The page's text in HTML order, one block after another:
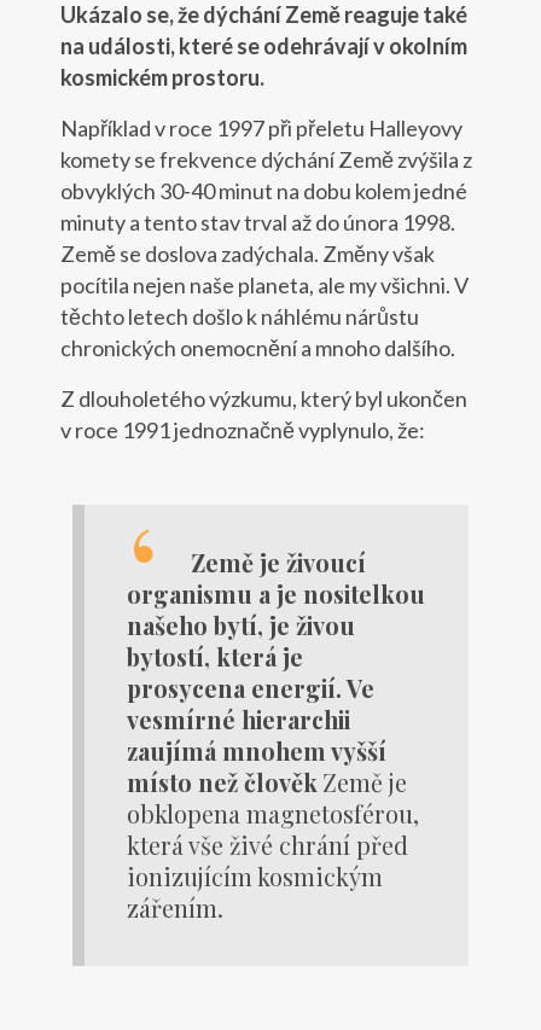
Ukázalo se, že dýchání Země reaguje také
na události, které se odehrávají v okolním
kosmickém prostoru.
Například v roce 1997 při přeletu Halleyovy
komety se frekvence dýchání Země zvýšila z
obvyklých 30-40 minut na dobu kolem jedné
minuty a tento stav trval až do února 1998.
Země se doslova zadýchala. Změny však
pocítila nejen naše planeta, ale my všichni. V
těchto letech došlo k náhlému nárůstu
chronických onemocnění a mnoho dalšího.
Z dlouholetého výzkumu, který byl ukončen
v roce 1991 jednoznačně vyplynulo, že:
Země je živoucí
organismu a je nositelkou
našeho bytí, je živou
bytostí, která je
prosycena energií.Ve
vesmírné hierarchii
zaujímá mnohem vyšší
místo než člověk Země je
obklopena magnetosférou,
která vše živé chrání před
ionizujícím kosmickým
zářením.